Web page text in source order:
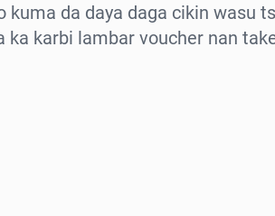
kuma da daya daga cikin wasu
ka karbi lambar voucher nan